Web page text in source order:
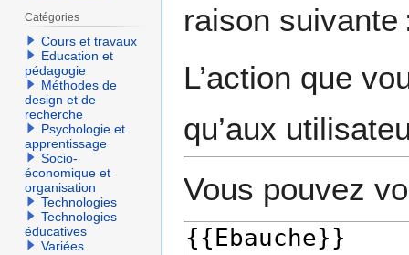
navigation
recherche
raison suivante
L’action que
qu’aux
Vous pouvez
Catégories
Cours et travaux
Education et
pédagogie
Méthodes de
design et de
recherche
Psychologie et
apprentissage
Socio-
économique et
organisation
Technologies
Technologies
éducatives
Variées